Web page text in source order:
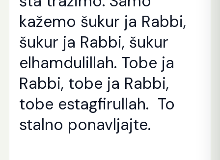
kažemo šukur ja Rabbi,
šukur ja Rabbi, šukur
elhamdulillah. Tobe ja
Rabbi, tobe ja Rabbi,
tobe estagfirullah. To
stalno ponavljajte.